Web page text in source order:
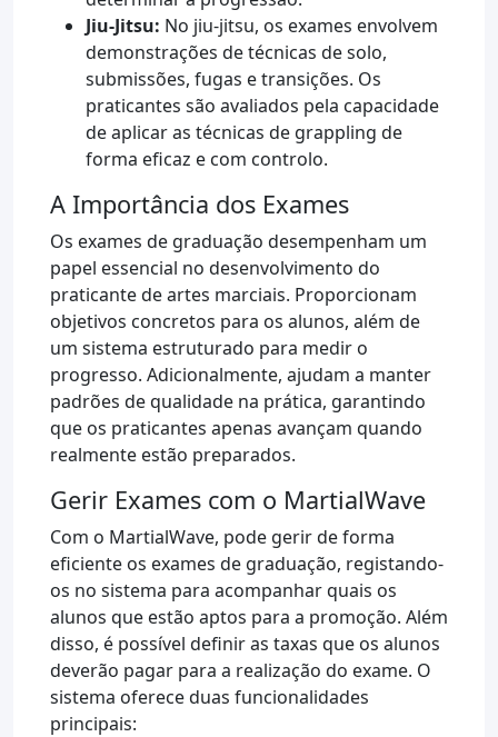
Jiu-Jitsu: No jiu-jitsu, os exames envolvem
demonstrações de técnicas de solo,
submissões, fugas e transições. Os
praticantes são avaliados pela capacidade
de aplicar as técnicas de grappling de
forma eficaz e com controlo.
A Importância dos Exames
Os exames de graduação desempenham um
papel essencial no desenvolvimento do
praticante de artes marciais. Proporcionam
objetivos concretos para os alunos, além de
um sistema estruturado para medir o
progresso. Adicionalmente, ajudam a manter
padrões de qualidade na prática, garantindo
que os praticantes apenas avançam quando
realmente estão preparados.
Gerir Exames com o MartialWave
Com o MartialWave, pode gerir de forma
eficiente os exames de graduação, registando-
os no sistema para acompanhar quais os
alunos que estão aptos para a promoção. Além
disso, é possível definir as taxas que os alunos
deverão pagar para a realização do exame. O
sistema oferece duas funcionalidades
principais: